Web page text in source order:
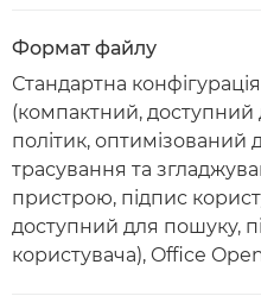
Формат файлу
Стандартна
(компактний, доступний
політик, оптимізований
трасування та
пристрою, підпис
доступний для пошуку,
користувача), Office